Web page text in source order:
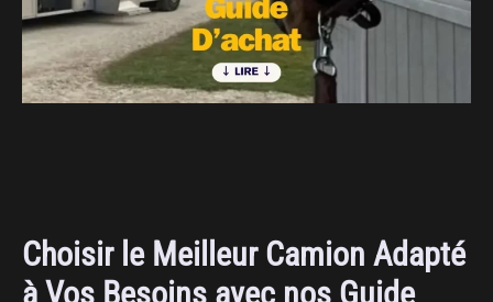
Choisir le Meilleur Camion Adapté
à Vos Besoins avec nos Guide